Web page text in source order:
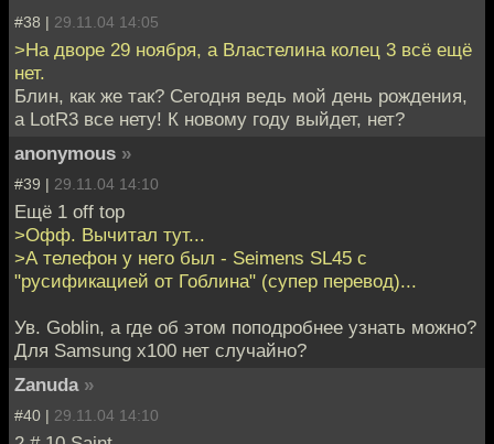
#38 | 29.11.04 14:05
>На дворе 29 ноября, а Властелина колец 3 всё ещё
нет.
Блин, как же так? Сегодня ведь мой день рождения,
а LotR3 все нету! К новому году выйдет, нет?
anonymous »
#39 | 29.11.04 14:10
Ещё 1 off top
>Офф. Вычитал тут...
>А телефон у него был - Seimens SL45 с
"русификацией от Гоблина" (супер перевод)...
Ув. Goblin, а где об этом поподробнее узнать можно?
Для Samsung x100 нет случайно?
Zanuda »
#40 | 29.11.04 14:10